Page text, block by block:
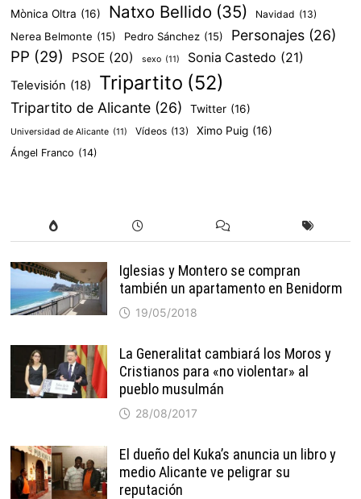
Mònica Oltra (16) Natxo Bellido (35) Navidad (13)
Nerea Belmonte (15) Pedro Sánchez (15) Personajes (26)
PP (29) PSOE (20) sexo (11) Sonia Castedo (21)
Televisión (18) Tripartito (52)
Tripartito de Alicante (26) Twitter (16)
Universidad de Alicante (11) Vídeos (13) Ximo Puig (16)
Ángel Franco (14)
Iglesias y Montero se compran
también un apartamento en Benidorm
19/05/2018
La Generalitat cambiará los Moros y
Cristianos para «no violentar» al
pueblo musulmán
28/08/2017
El dueño del Kuka’s anuncia un libro y
medio Alicante ve peligrar su
reputación